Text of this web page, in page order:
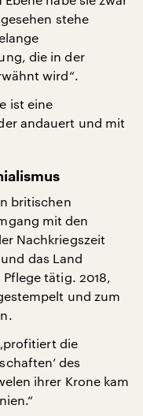
stehe
die in der
wird“.
ist eine
andauert und mit
britischen
mit den
Nachkriegszeit
das Land
tätig. 2018,
und zum
die
des
ihrer Krone kam